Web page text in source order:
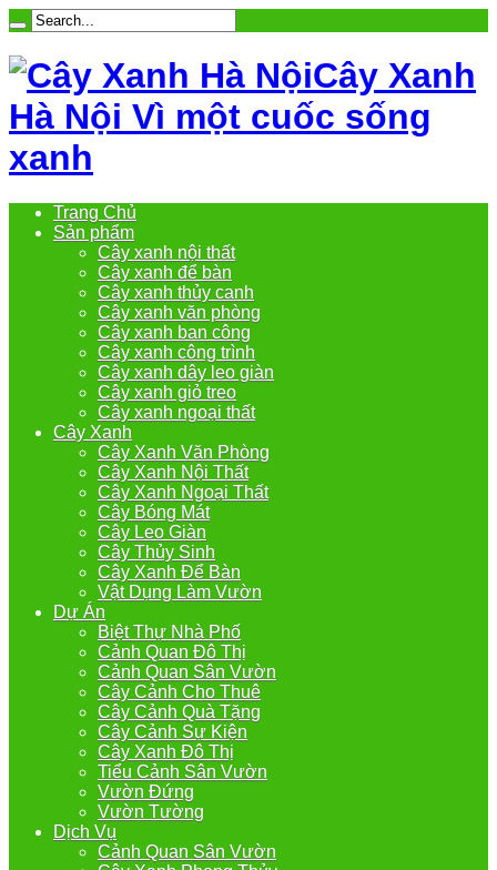
Cây Xanh
Hà Nội Vì một cuốc sống
xanh
Trang Chủ
Sản phẩm
Cây xanh nội thất
Cây xanh để bàn
Cây xanh thủy canh
Cây xanh văn phòng
Cây xanh ban công
Cây xanh công trình
Cây xanh dây leo giàn
Cây xanh giỏ treo
Cây xanh ngoại thất
Cây Xanh
Cây Xanh Văn Phòng
Cây Xanh Nội Thất
Cây Xanh Ngoại Thất
Cây Bóng Mát
Cây Leo Giàn
Cây Thủy Sinh
Cây Xanh Để Bàn
Vật Dụng Làm Vườn
Dự Án
Biệt Thự Nhà Phố
Cảnh Quan Đô Thị
Cảnh Quan Sân Vườn
Cây Cảnh Cho Thuê
Cây Cảnh Quà Tặng
Cây Cảnh Sự Kiện
Cây Xanh Đô Thị
Tiểu Cảnh Sân Vườn
Vườn Đứng
Vườn Tường
Dịch Vụ
Cảnh Quan Sân Vườn